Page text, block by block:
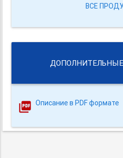
ВСЕ
Описание в PDF формате